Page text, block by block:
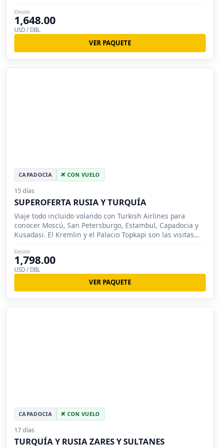
Desde
1,648.00
USD / DBL
VER PAQUETE
CAPADOCIA CON VUELO
15 días
SUPEROFERTA RUSIA Y TURQUÍA
Viaje todo incluido volando con Turkish Airlines para
conocer Moscú, San Petersburgo, Estambul, Capadocia y
Kusadasi. El Kremlin y el Palacio Topkapi son las visitas
Desde
1,798.00
USD / DBL
VER PAQUETE
CAPADOCIA CON VUELO
17 días
TURQUÍA Y RUSIA ZARES Y SULTANES